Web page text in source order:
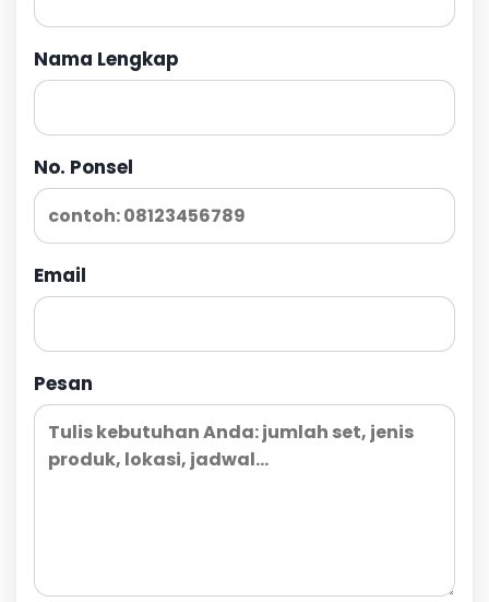
Nama Lengkap
No. Ponsel
Email
Pesan